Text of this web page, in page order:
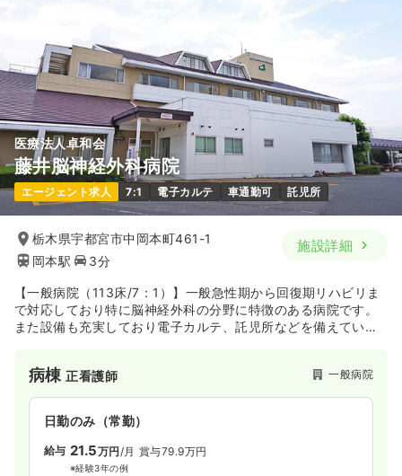
医療法人卓和会
藤井脳神経外科病院
エージェント求人 7:1 電子カルテ 車通勤可 託児所
栃木県宇都宮市中岡本町461-1
岡本駅
3分
施設詳細
【一般病院（113床/7：1）】一般急性期から回復期リハビリま
で対応しており特に脳神経外科の分野に特徴のある病院です。
また設備も充実しており電子カルテ、託児所などを備えていま
病棟正看護師 一般病院
日勤のみ（常勤）
給与 21.5万円 /月 賞与79.9万円
※経験3年の例